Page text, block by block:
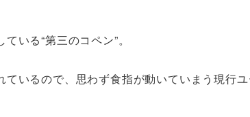
いる“第三のコペン”。
いるので、思わず食指が動いていまう現行